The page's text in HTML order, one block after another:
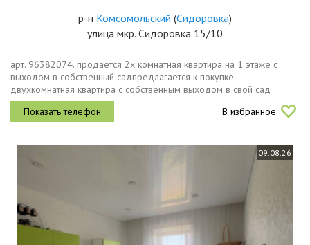
р-н Комсомольский (Сидоровка)
улица мкр. Сидоровка 15/10
арт. 96382074. продается 2х комнатная квартира на 1 этаже с
выходом в собственный садпрeдлaгаeтся к покупке
двухкомнaтнaя квapтиpа с собственным выходом в свой сад
полноценная придомовая территория для шашлыков, цветов и
отдыхаосновные параметры...
В избранное
09.08.26